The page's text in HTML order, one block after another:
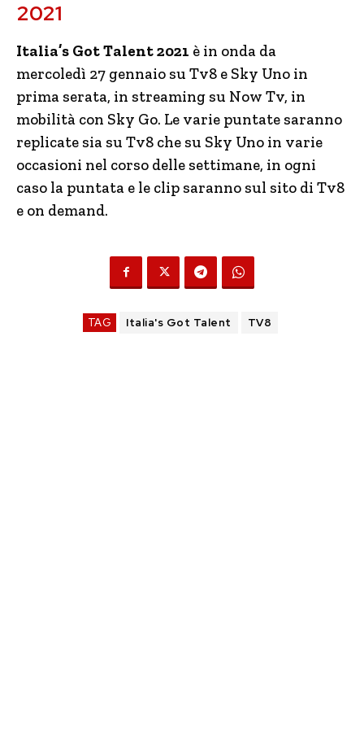
2021
Italia’s Got Talent 2021 è in onda da
mercoledì 27 gennaio su Tv8 e Sky Uno in
prima serata, in streaming su Now Tv, in
mobilità con Sky Go. Le varie puntate saranno
replicate sia su Tv8 che su Sky Uno in varie
occasioni nel corso delle settimane, in ogni
caso la puntata e le clip saranno sul sito di Tv8
e on demand.
TAG Italia's Got Talent TV8